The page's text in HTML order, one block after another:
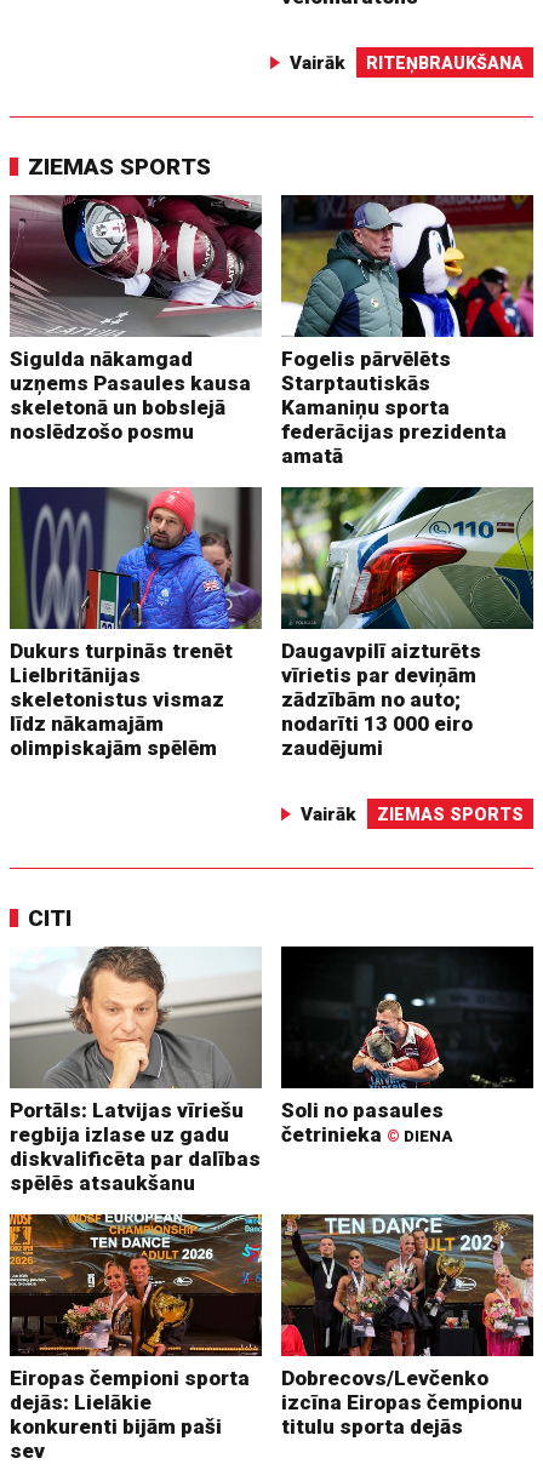
Vairāk RITEŅBRAUKŠANA
ZIEMAS SPORTS
Sigulda nākamgad
uzņems Pasaules kausa
skeletonā un bobslejā
noslēdzošo posmu
Fogelis pārvēlēts
Starptautiskās
Kamaniņu sporta
federācijas prezidenta
amatā
Dukurs turpinās trenēt
Lielbritānijas
skeletonistus vismaz
līdz nākamajām
olimpiskajām spēlēm
Daugavpilī aizturēts
vīrietis par deviņām
zādzībām no auto;
nodarīti 13 000 eiro
zaudējumi
Vairāk ZIEMAS SPORTS
CITI
Portāls: Latvijas vīriešu
regbija izlase uz gadu
diskvalificēta par dalības
spēlēs atsaukšanu
Soli no pasaules
četrinieka © DIENA
Eiropas čempioni sporta
dejās: Lielākie
konkurenti bijām paši
sev
Dobrecovs/Levčenko
izcīna Eiropas čempionu
titulu sporta dejās